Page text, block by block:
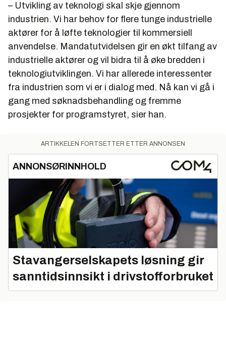
– Utvikling av teknologi skal skje gjennom
industrien. Vi har behov for flere tunge industrielle
aktører for å løfte teknologier til kommersiell
anvendelse. Mandatutvidelsen gir en økt tilfang av
industrielle aktører og vil bidra til å øke bredden i
teknologiutviklingen. Vi har allerede interessenter
fra industrien som vi er i dialog med. Nå kan vi gå i
gang med søknadsbehandling og fremme
prosjekter for programstyret, sier han.
ARTIKKELEN FORTSETTER ETTER ANNONSEN
ANNONSØRINNHOLD
Stavangerselskapets løsning gir
sanntidsinnsikt i drivstofforbruket